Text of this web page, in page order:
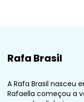
Rafa Brasil
A Rafa Brasil nasceu
Rafaella começou a